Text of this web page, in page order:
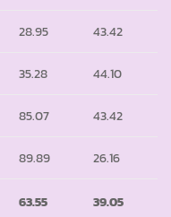
28.95 43.42
35.28 44.10
85.07 43.42
89.89 26.16
63.55 39.05